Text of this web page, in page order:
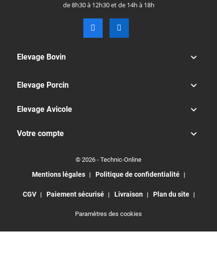
de 8h30 à 12h30 et de 14h à 18h
Elevage Bovin 
Elevage Porcin 
Elevage Avicole 
Votre compte 
© 2026 - Technic-Online
Mentions légales Politique de confidentialité
CGV Paiement sécurisé Livraison Plan du site
Paramètres des cookies